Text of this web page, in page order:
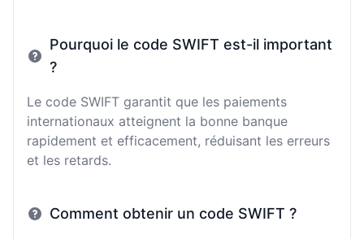
Pourquoi le code SWIFT est-il important
?
Le code SWIFT garantit que les paiements
internationaux atteignent la bonne banque
rapidement et efficacement, réduisant les erreurs
et les retards.
Comment obtenir un code SWIFT ?